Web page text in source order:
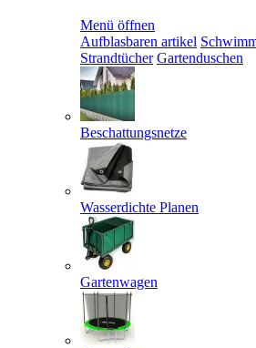
Menü öffnen
Aufblasbaren artikel
Strandtücher Gartenduschen
Beschattungsnetze
Wasserdichte Planen
Gartenwagen